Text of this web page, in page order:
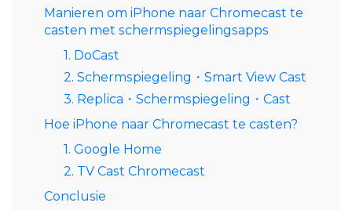
Manieren om iPhone naar Chromecast te
casten met schermspiegelingsapps
1. DoCast
2. Schermspiegeling・Smart View Cast
3. Replica・Schermspiegeling・Cast
Hoe iPhone naar Chromecast te casten?
1. Google Home
2. TV Cast Chromecast
Conclusie